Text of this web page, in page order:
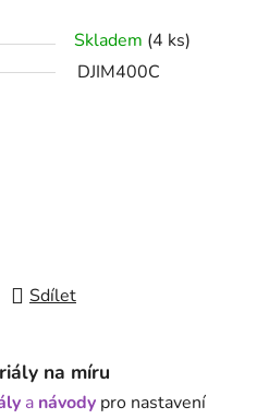
Skladem (4 ks)
DJIM400C
Sdílet
na míru
a návody pro nastavení